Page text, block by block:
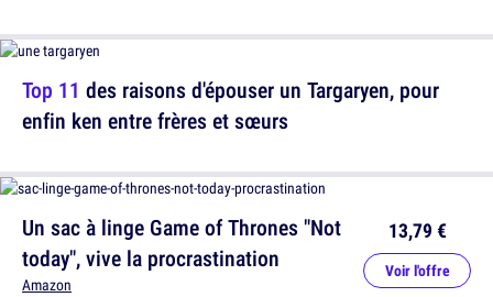
Top 11 des raisons d'épouser un Targaryen, pour
enfin ken entre frères et sœurs
Un sac à linge Game of Thrones "Not
today", vive la procrastination
Amazon
13,79 €
Voir l'offre